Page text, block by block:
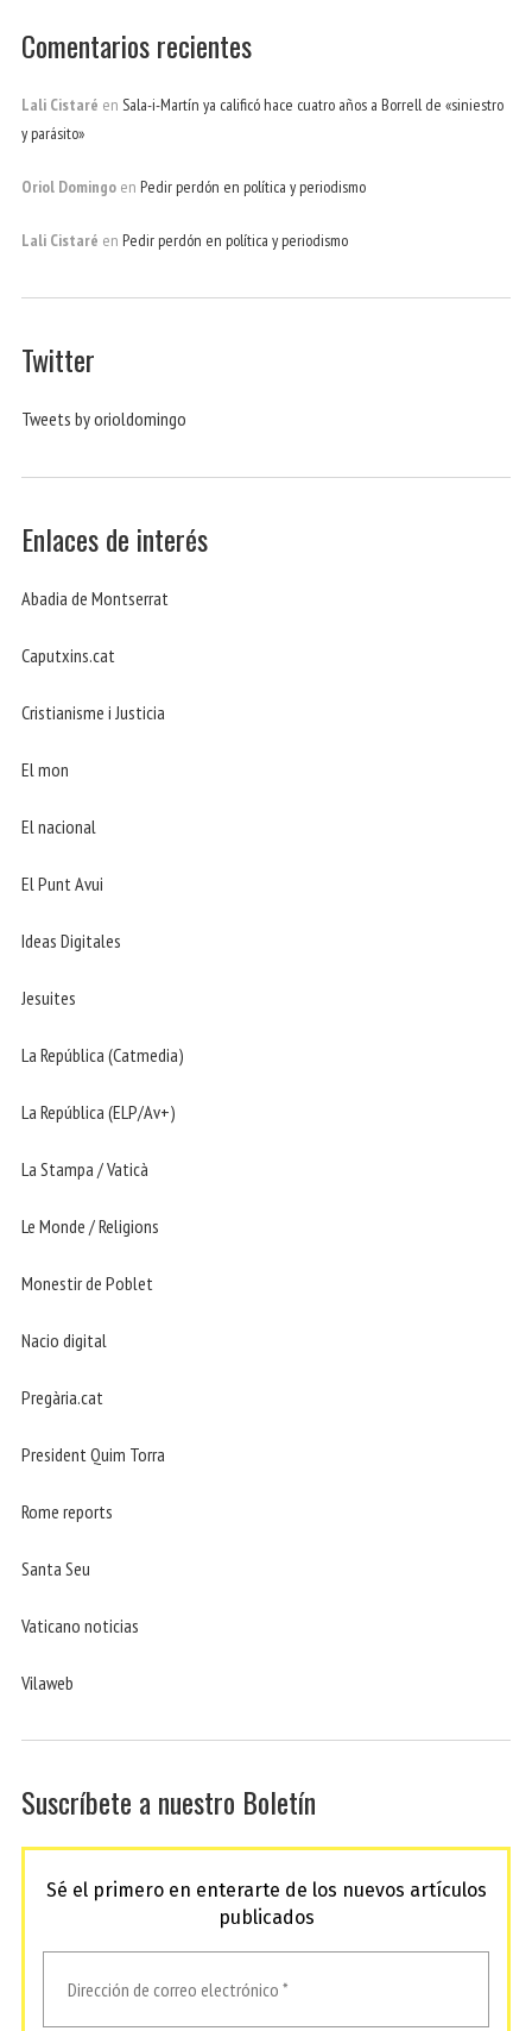
Comentarios recientes
Lali Cistaré en Sala-i-Martín ya calificó hace cuatro años a Borrell de «siniestro
y parásito»
Oriol Domingo en Pedir perdón en política y periodismo
Lali Cistaré en Pedir perdón en política y periodismo
Twitter
Tweets by orioldomingo
Enlaces de interés
Abadia de Montserrat
Caputxins.cat
Cristianisme i Justicia
El mon
El nacional
El Punt Avui
Ideas Digitales
Jesuites
La República (Catmedia)
La República (ELP/Av+)
La Stampa / Vaticà
Le Monde / Religions
Monestir de Poblet
Nacio digital
Pregària.cat
President Quim Torra
Rome reports
Santa Seu
Vaticano noticias
Vilaweb
Suscríbete a nuestro Boletín
Sé el primero en enterarte de los nuevos artículos
publicados